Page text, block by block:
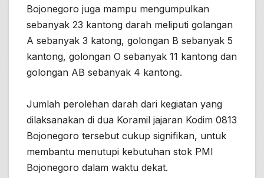
Bojonegoro juga mampu mengumpulkan
sebanyak 23 kantong darah meliputi golangan
A sebanyak 3 katong, golongan B sebanyak 5
kantong, golongan O sebanyak 11 kantong dan
golongan AB sebanyak 4 kantong.
Jumlah perolehan darah dari kegiatan yang
dilaksanakan di dua Koramil jajaran Kodim 0813
Bojonegoro tersebut cukup signifikan, untuk
membantu menutupi kebutuhan stok PMI
Bojonegoro dalam waktu dekat.